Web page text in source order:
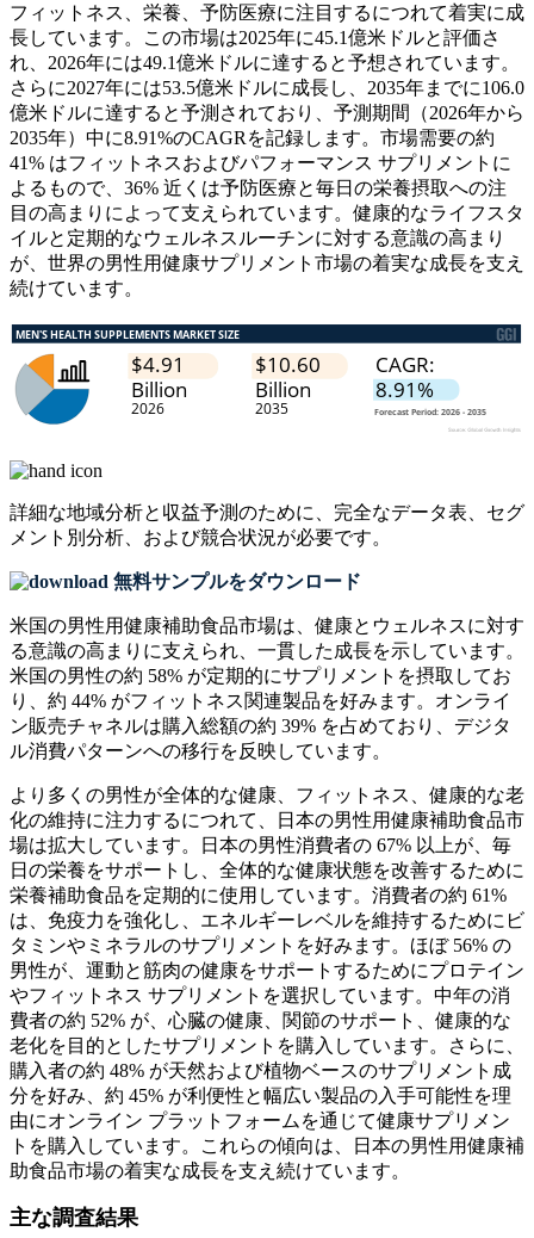
フィットネス、栄養、予防医療に注目するにつれて着実に成
長しています。この市場は2025年に45.1億米ドルと評価さ
れ、2026年には49.1億米ドルに達すると予想されています。
さらに2027年には53.5億米ドルに成長し、2035年までに106.0
億米ドルに達すると予測されており、予測期間（2026年から
2035年）中に8.91%のCAGRを記録します。市場需要の約
41% はフィットネスおよびパフォーマンス サプリメントに
よるもので、36% 近くは予防医療と毎日の栄養摂取への注
目の高まりによって支えられています。健康的なライフスタ
イルと定期的なウェルネスルーチンに対する意識の高まり
が、世界の男性用健康サプリメント市場の着実な成長を支え
続けています。
詳細な地域分析と収益予測のために、 完全なデータ表、セグ
メント別分析、および競合状況が必要です。
無料サンプルをダウンロード
米国の男性用健康補助食品市場は、健康とウェルネスに対す
る意識の高まりに支えられ、一貫した成長を示しています。
米国の男性の約 58% が定期的にサプリメントを摂取してお
り、約 44% がフィットネス関連製品を好みます。オンライ
ン販売チャネルは購入総額の約 39% を占めており、デジタ
ル消費パターンへの移行を反映しています。
より多くの男性が全体的な健康、フィットネス、健康的な老
化の維持に注力するにつれて、日本の男性用健康補助食品市
場は拡大しています。日本の男性消費者の 67% 以上が、毎
日の栄養をサポートし、全体的な健康状態を改善するために
栄養補助食品を定期的に使用しています。消費者の約 61%
は、免疫力を強化し、エネルギーレベルを維持するためにビ
タミンやミネラルのサプリメントを好みます。ほぼ 56% の
男性が、運動と筋肉の健康をサポートするためにプロテイン
やフィットネス サプリメントを選択しています。中年の消
費者の約 52% が、心臓の健康、関節のサポート、健康的な
老化を目的としたサプリメントを購入しています。さらに、
購入者の約 48% が天然および植物ベースのサプリメント成
分を好み、約 45% が利便性と幅広い製品の入手可能性を理
由にオンライン プラットフォームを通じて健康サプリメン
トを購入しています。これらの傾向は、日本の男性用健康補
助食品市場の着実な成長を支え続けています。
主な調査結果